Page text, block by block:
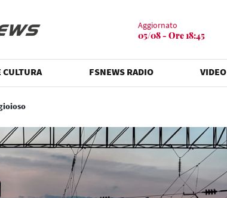
Aggiornato
05/08 - Ore 18:45
CULTURA FSNEWS RADIO VIDEO